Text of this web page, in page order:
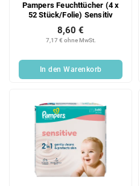
Pampers Feuchttücher (4 x
52 Stück/Folie) Sensitiv
7,17 € ohne MwSt.
8,60 €
In den Warenkorb